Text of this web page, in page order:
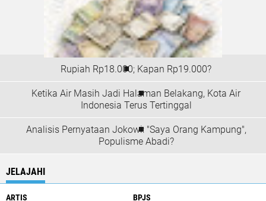
Rupiah Rp18.000; Kapan Rp19.000?
Ketika Air Masih Jadi Halaman Belakang, Kota Air
Indonesia Terus Tertinggal
Analisis Pernyataan Jokowi: "Saya Orang Kampung",
Populisme Abadi?
JELAJAHI
ARTIS
BPJS